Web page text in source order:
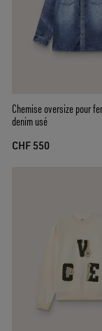
Chemise oversize pour
denim usé
CHF 550